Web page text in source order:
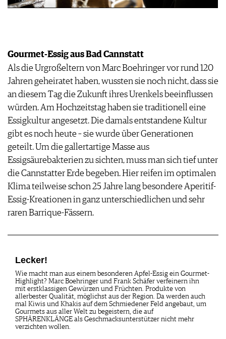
Gourmet-Essig aus Bad Cannstatt
Als die Urgroßeltern von Marc Boehringer vor rund 120
Jahren geheiratet haben, wussten sie noch nicht, dass sie
an diesem Tag die Zukunft ihres Urenkels beeinflussen
würden. Am Hochzeitstag haben sie traditionell eine
Essigkultur angesetzt. Die damals entstandene Kultur
gibt es noch heute – sie wurde über Generationen
geteilt. Um die gallertartige Masse aus
Essigsäurebakterien zu sichten, muss man sich tief unter
die Cannstatter Erde begeben. Hier reifen im optimalen
Klima teilweise schon 25 Jahre lang besondere Aperitif-
Essig-Kreationen in ganz unterschiedlichen und sehr
raren Barrique-Fässern.
Lecker!
Wie macht man aus einem besonderen Apfel-Essig ein Gourmet-
Highlight? Marc Boehringer und Frank Schäfer verfeinern ihn
mit erstklassigen Gewürzen und Früchten. Produkte von
allerbester Qualität, möglichst aus der Region. Da werden auch
mal Kiwis und Khakis auf dem Schmiedener Feld angebaut, um
Gourmets aus aller Welt zu begeistern, die auf
SPHÄRENKLÄNGE als Geschmacksunterstützer nicht mehr
verzichten wollen.